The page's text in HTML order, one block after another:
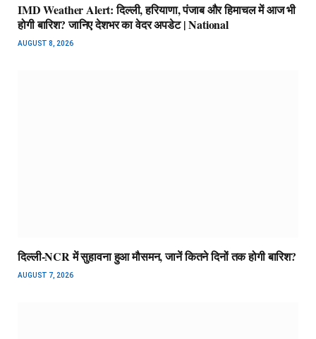
IMD Weather Alert: दिल्ली, हरियाणा, पंजाब और हिमाचल में आज भी
होगी बारिश? जानिए देशभर का वेदर अपडेट | National
AUGUST 8, 2026
दिल्ली-NCR में सुहावना हुआ मौसमन, जानें कितने दिनों तक होगी बारिश?
AUGUST 7, 2026